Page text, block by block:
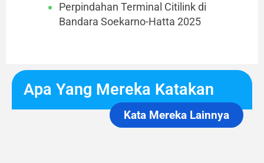
Perpindahan Terminal Citilink di
Bandara Soekarno-Hatta 2025
Apa Yang Mereka Katakan
Kata Mereka Lainnya